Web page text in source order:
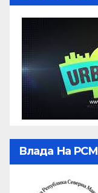
Влада На РСМ